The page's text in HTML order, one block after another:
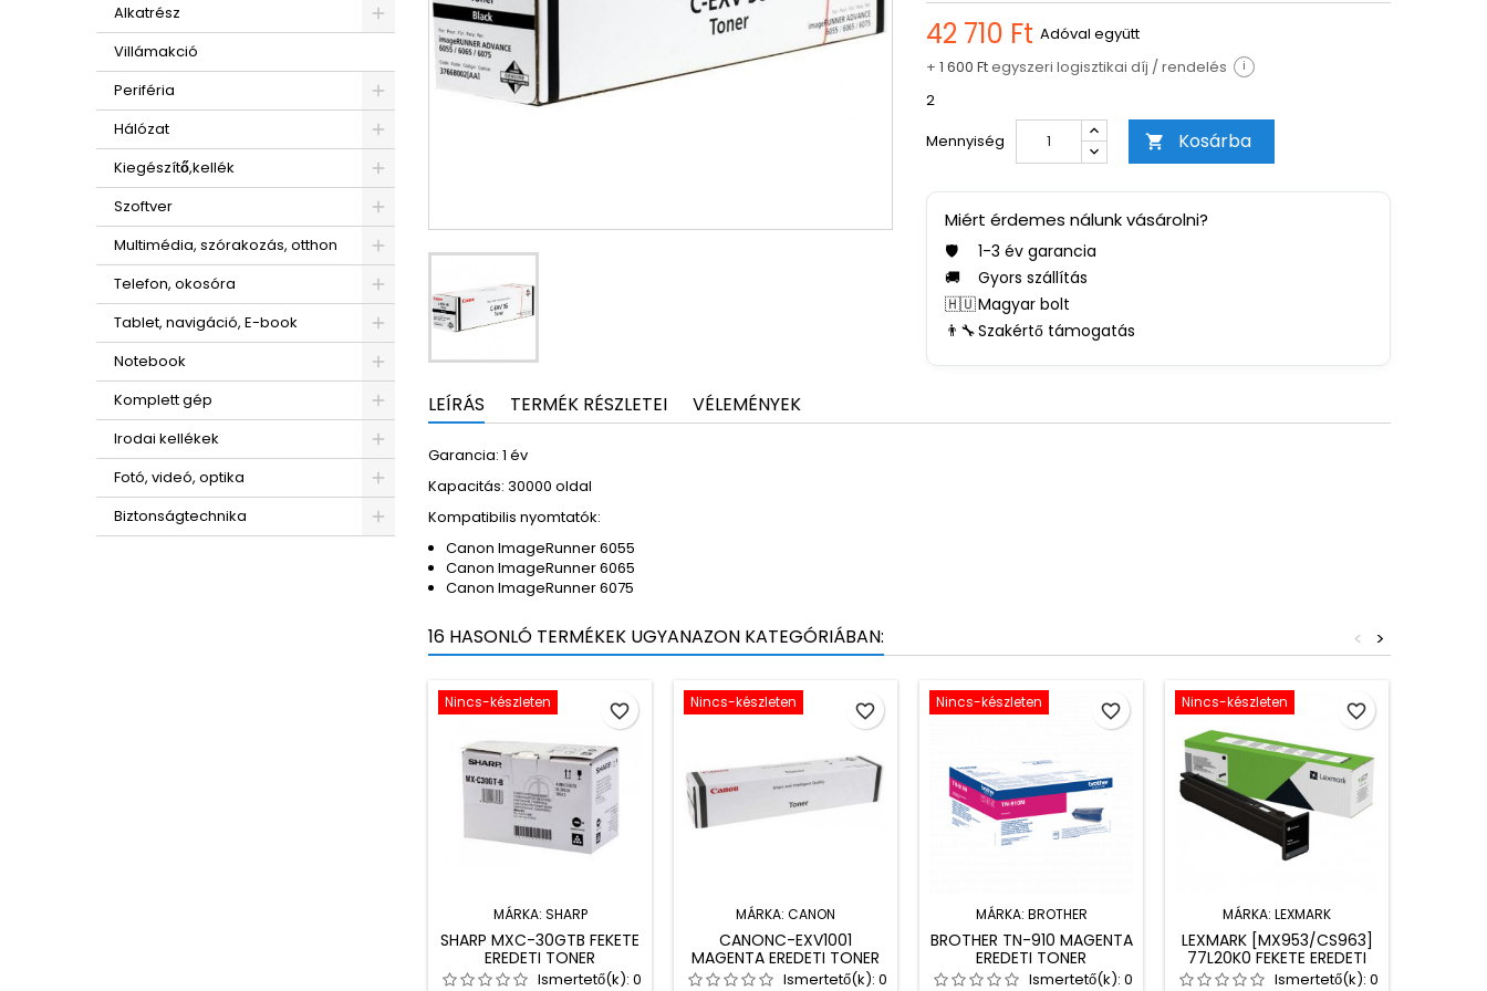
Alkatrész
Villámakció
Periféria
Hálózat
Kiegészítő,kellék
Szoftver
Multimédia, szórakozás, otthon
Telefon, okosóra
Tablet, navigáció, E-book
Notebook
Komplett gép
Irodai kellékek
Fotó, videó, optika
Biztonságtechnika
42 710 Ft Adóval együtt
+ 1 600 Ftegyszeri logisztikai díj / rendelés i
2
Mennyiség
 Kosárba
Miért érdemes nálunk vásárolni?
🛡️
1-3 év garancia
🚚
Gyors szállítás
🇭🇺Magyar bolt
👨‍🔧Szakértő támogatás
LEÍRÁS TERMÉK RÉSZLETEI VÉLEMÉNYEK
Garancia: 1 év
Kapacitás: 30000 oldal
Kompatibilis nyomtatók:
Canon ImageRunner 6055
Canon ImageRunner 6065
Canon ImageRunner 6075
16 HASONLÓ TERMÉKEK UGYANAZON KATEGÓRIÁBAN: >
<
Nincs-készleten
MÁRKA: SHARP
SHARP MXC-30GTB FEKETE
EREDETI TONER
Ismertető(k): 0
favorite_border Nincs-készleten
MÁRKA: CANON
CANONC-EXV1001
MAGENTA EREDETI TONER
Ismertető(k): 0
favorite_border Nincs-készleten
MÁRKA: BROTHER
BROTHER TN-910 MAGENTA
EREDETI TONER
Ismertető(k): 0
favorite_border Nincs-készleten
MÁRKA: LEXMARK
LEXMARK [MX953/CS963]
77L20K0 FEKETE EREDETI
15K TONERIsmertető(k): 0
favorite_border